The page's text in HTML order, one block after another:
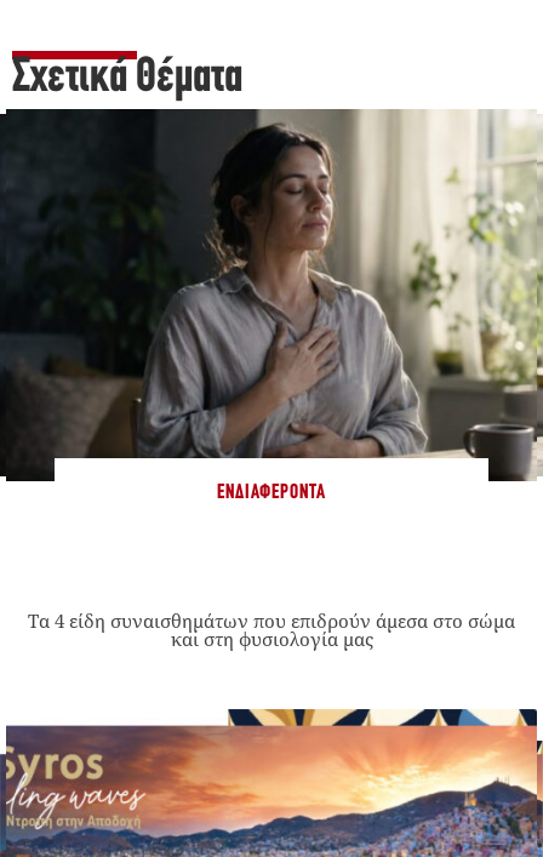
Σχετικά Θέματα
ΕΝΔΙΑΦΈΡΟΝΤΑ
Τα 4 είδη συναισθημάτων που επιδρούν άμεσα στο σώμα
και στη φυσιολογία μας